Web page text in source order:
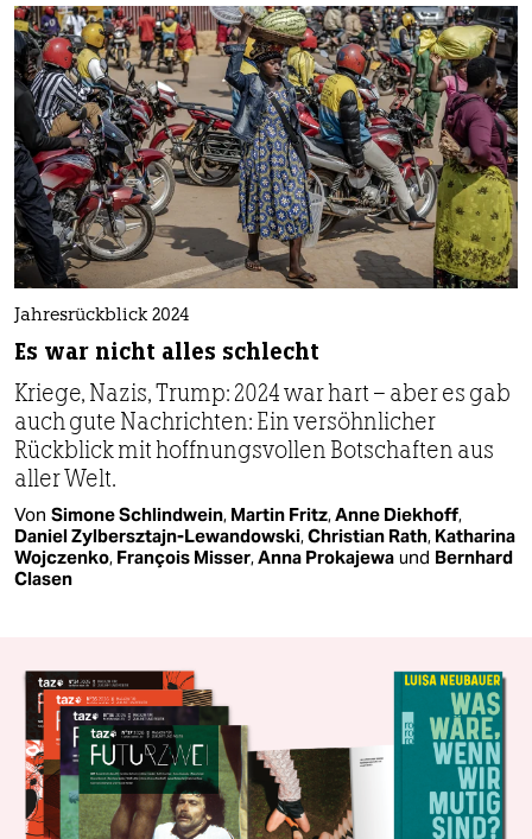
Jahresrückblick 2024
Es war nicht alles schlecht
Kriege, Nazis, Trump: 2024 war hart – aber es gab
auch gute Nachrichten: Ein versöhnlicher
Rückblick mit hoffnungsvollen Botschaften aus
aller Welt.
Von Simone Schlindwein, Martin Fritz,Anne Diekhoff,
Daniel Zylbersztajn-Lewandowski,Christian Rath, Katharina
Wojczenko, François Misser,Anna Prokajewa und Bernhard
Clasen